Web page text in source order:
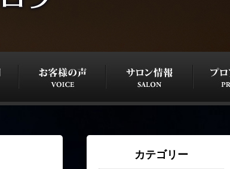
カテゴリー